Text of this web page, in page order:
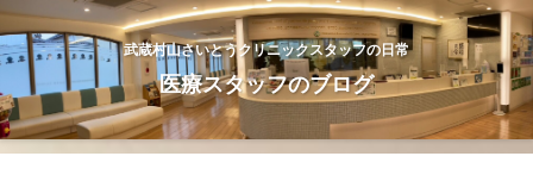
武蔵村山さいとうクリニックスタッフの日常
医療スタッフのブログ